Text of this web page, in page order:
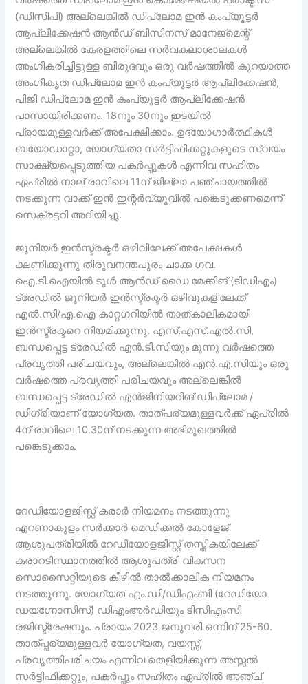
(ഡിസിപി) അല്ലെങ്കിൽ ഡിപ്ലോമ ഇൻ കംപ്യൂട്ടർ
ആപ്ലിക്കേഷൻ ആൻഡ് ബിസിനസ് മാനേജ്‌മെന്റ്
അല്ലെങ്കിൽ കേരളത്തിലെ സർവകലാശാലകൾ
അംഗീകരിച്ചിട്ടുള്ള ബിരുദവും ഒരു വർഷത്തിൽ കുറയാത്ത
അംഗീകൃത ഡിപ്ലോമ ഇൻ കംപ്യൂട്ടർ ആപ്ലിക്കേഷൻ,
പിജി ഡിപ്ലോമ ഇൻ കംപ്യൂട്ടർ ആപ്ലിക്കേഷൻ
പാസായിരിക്കണം. 18നും 30നും ഇടയിൽ
പ്രായമുള്ളവർക്ക് അപേക്ഷിക്കാം. ഉദ്യോഗാർത്ഥികൾ
ബയോഡാറ്റാ, യോഗ്യതാ സർട്ടിഫിക്കറ്റുകളുടെ സ്വയം
സാക്ഷ്യപ്പെടുത്തിയ പകർപ്പുകൾ എന്നിവ സഹിതം
ഏപ്രിൽ നാല് രാവിലെ 11ന് ജില്ലാ പഞ്ചായത്തിൽ
നടക്കുന്ന വാക്ക് ഇൻ ഇന്റർവ്യൂവിൽ പങ്കെടുക്കണമെന്ന്
സെക്രട്ടറി അറിയിച്ചു.
ജൂനിയർ ഇൻസ്ട്രക്ടർ ഒഴിവിലേക്ക് അപേക്ഷകൾ
ക്ഷണിക്കുന്നു തിരുവനന്തപുരം ചാക്ക ഗവ.
ഐ.ടി.ഐയിൽ ടൂൾ ആൻഡ് ഡൈ മേക്കിങ് (ടിഡിഎം)
ട്രേഡിൽ ജൂനിയർ ഇൻസ്ട്രക്ടർ ഒഴിവുകളിലേക്ക്
എൽ.സി/എ.ഐ കാറ്റഗറിയിൽ താത്കാലികമായി
ഇൻസ്ട്രക്ടറെ നിയമിക്കുന്നു. എസ്.എസ്.എൽ.സി,
ബന്ധപ്പെട്ട ട്രേഡിൽ എൻ.ടി.സിയും മൂന്നു വർഷത്തെ
പ്രവൃത്തി പരിചയവും, അല്ലെങ്കിൽ എൻ.എ.സിയും ഒരു
വർഷത്തെ പ്രവൃത്തി പരിചയവും അല്ലെങ്കിൽ
ബന്ധപ്പെട്ട ട്രേഡിൽ എൻജിനിയറിങ് ഡിപ്ലോമ /
ഡിഗ്രിയാണ് യോഗ്യത. താത്പര്യമുള്ളവർക്ക് ഏപ്രിൽ
4ന് രാവിലെ 10.30ന് നടക്കുന്ന അഭിമുഖത്തിൽ
പങ്കെടുക്കാം.
റേഡിയോളജിസ്റ്റ് കരാർ നിയമനം നടത്തുന്നു
എറണാകുളം സർക്കാർ മെഡിക്കൽ കോളേജ്
ആശുപത്രിയിൽ റേഡിയോളജിസ്റ്റ് തസ്തികയിലേക്ക്
കരാറടിസ്ഥാനത്തിൽ ആശുപത്രി വികസന
സൊസൈറ്റിയുടെ കീഴിൽ താൽക്കാലിക നിയമനം
നടത്തുന്നു. യോഗ്യത എം.ഡി/ഡിഎംബി (റേഡിയോ
ഡയഗ്നോസിസ്) ഡിഎംഅർഡിയും ടിസിഎംസി
രജിസ്ട്രേഷനും. പ്രായം 2023 ജനുവരി ഒന്നിന് 25-60.
താത്പ്പര്യമുള്ളവർ യോഗ്യത, വയസ്സ്,
പ്രവൃത്തിപരിചയം എന്നിവ തെളിയിക്കുന്ന അസ്സൽ
സർട്ടിഫിക്കറ്റും, പകർപ്പും സഹിതം ഏപ്രിൽ അഞ്ച്